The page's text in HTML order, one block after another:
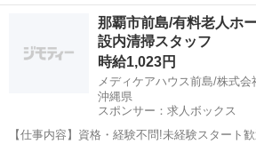
務内容】 ・ベッドメイク ・水回り清掃 ・掃除機かけ ・アメニティ設
国頭郡 てだこ浦西駅 清掃
那覇市前島/有料老人ホ
設内清掃スタッフ
時給1,023円
メディケアハウス前島/株式会
沖縄県
スポンサー：求人ボックス
【仕事内容】資格・経験不問!未経験スタート